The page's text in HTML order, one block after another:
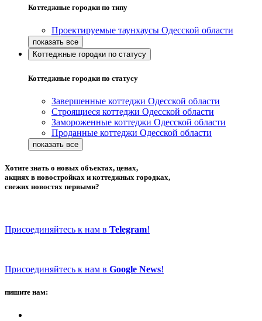
Коттеджные городки по типу
Проектируемые таунхаусы Одесской области
Коттеджные городки по статусу
Коттеджные городки по статусу
Завершенные коттеджи Одесской области
Строящиеся коттеджи Одесской области
Замороженные коттеджи Одесской области
Проданные коттеджи Одесской области
Хотите знать о новых объектах, ценах,
акциях в новостройках и коттеджных городках,
свежих новостях первыми?
Присоединяйтесь к нам в Telegram!
Присоединяйтесь к нам в Google News!
пишите нам: